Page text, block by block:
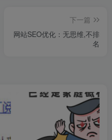
下一篇
网站SEO优化：无思维,不排
名